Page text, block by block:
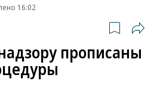
16:02
прописаны